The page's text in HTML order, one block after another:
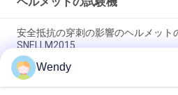
安全抵抗の穿刺の影響のヘルメット
SNELLM2015
ISO 16073 EN 397の電気絶縁試験の
メットのテスター
Wendy